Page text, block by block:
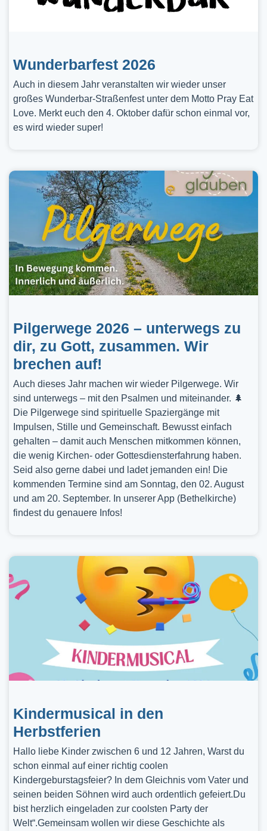
Wunderbarfest 2026
Auch in diesem Jahr veranstalten wir wieder unser
großes Wunderbar-Straßenfest unter dem Motto Pray Eat
Love. Merkt euch den 4. Oktober dafür schon einmal vor,
es wird wieder super!
Pilgerwege 2026 – unterwegs zu
dir, zu Gott, zusammen. Wir
brechen auf!
Auch dieses Jahr machen wir wieder Pilgerwege. Wir
sind unterwegs – mit den Psalmen und miteinander. 🌲
Die Pilgerwege sind spirituelle Spaziergänge mit
Impulsen, Stille und Gemeinschaft. Bewusst einfach
gehalten – damit auch Menschen mitkommen können,
die wenig Kirchen- oder Gottesdiensterfahrung haben.
Seid also gerne dabei und ladet jemanden ein! Die
kommenden Termine sind am Sonntag, den 02. August
und am 20. September. In unserer App (Bethelkirche)
findest du genauere Infos!
Kindermusical in den
Herbstferien
Hallo liebe Kinder zwischen 6 und 12 Jahren, Warst du
schon einmal auf einer richtig coolen
Kindergeburstagsfeier? In dem Gleichnis vom Vater und
seinen beiden Söhnen wird auch ordentlich gefeiert.Du
bist herzlich eingeladen zur coolsten Party der
Welt“.Gemeinsam wollen wir diese Geschichte als